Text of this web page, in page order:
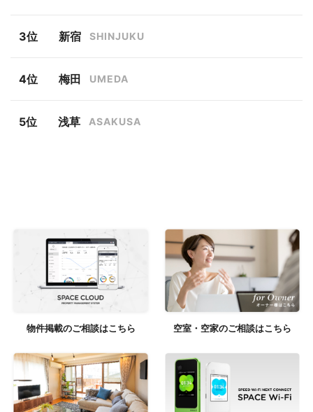
新宿 SHINJUKU
梅田 UMEDA
浅草 ASAKUSA
物件掲載のご相談はこちら 空室・空家のご相談はこちら